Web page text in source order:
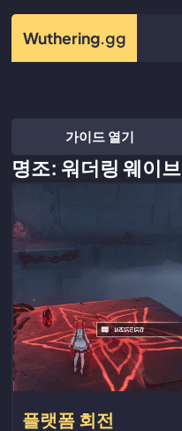
Wuthering.gg
가이드 열기
명조: 워더링 웨이브
플랫폼 회전